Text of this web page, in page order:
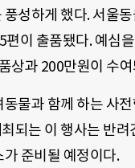
성하게 했다. 서울
편이 출품됐다. 예심
상과 200만원이 수
물과 함께 하는 사
되는 이 행사는 반
준비될 예정이다.